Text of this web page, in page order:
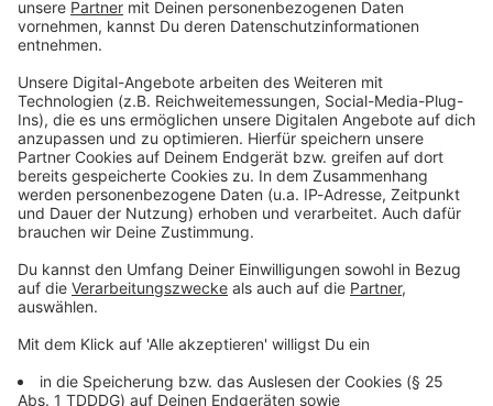
ROCK ANTENNE bundesweit über Kabel
Noch mehr Rock nonstop für ganz Deutschland: Neben
unserem bundesweiten DAB+- Start im vergangenen
Oktober ist das Programm von ROCK ANTENNE nun
auch bundesweit über Kabel zu hören! Alle Infos findet
ihr hier.